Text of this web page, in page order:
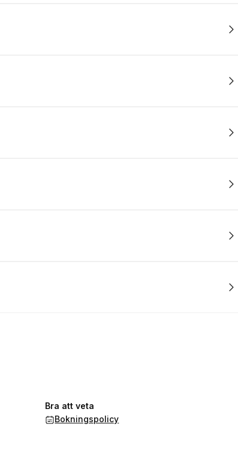
Bra att veta
Bokningspolicy